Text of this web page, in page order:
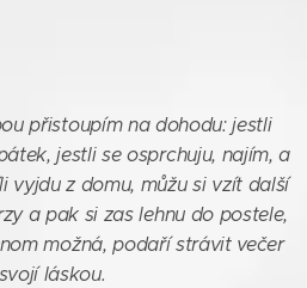
přistoupím na dohodu: jestli
jestli se osprchuju, najím, a
vyjdu z domu, můžu si vzít další
a pak si zas lehnu do postele,
možná, podaří strávit večer
láskou.